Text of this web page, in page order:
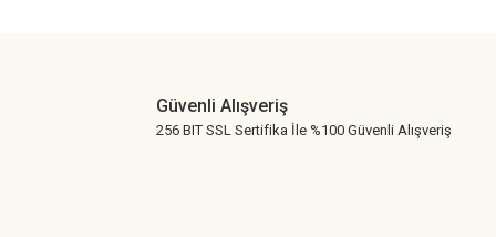
Güvenli Alışveriş
256 BIT SSL Sertifika İle %100 Güvenli Alışveriş